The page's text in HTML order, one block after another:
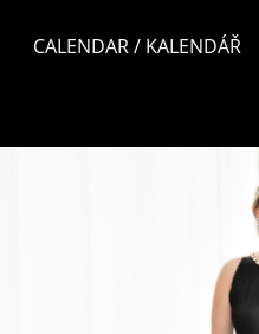
CALENDAR / KALENDÁŘ